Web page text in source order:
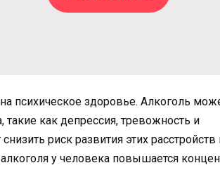
психическое здоровье. Алкоголь
как депрессия, тревожность и
риск развития этих расстройств
у человека повышается